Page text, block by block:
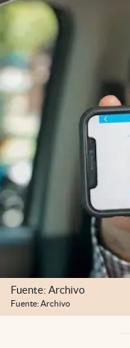
Fuente: Archivo
Fuente: Archivo